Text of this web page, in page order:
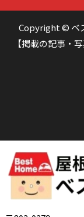
Copyright © ベ
【掲載の記事・